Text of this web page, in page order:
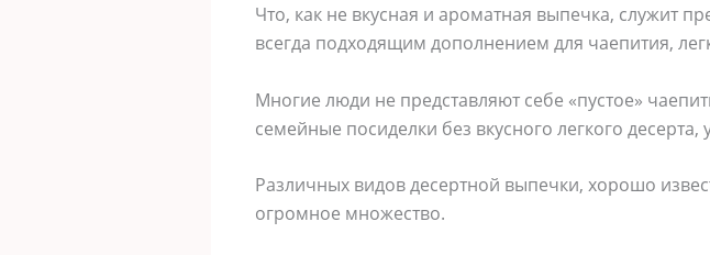
Что, как не вкусная и ароматная выпечка, служит
всегда подходящим дополнением для чаепития,
Многие люди не представляют себе «пустое»
семейные посиделки без вкусного легкого
Различных видов десертной выпечки, хорошо
огромное множество.